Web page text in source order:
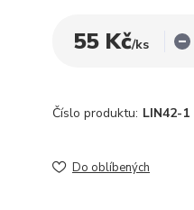
55 Kč/ks
Číslo produktu: LIN42-1
Do oblíbených